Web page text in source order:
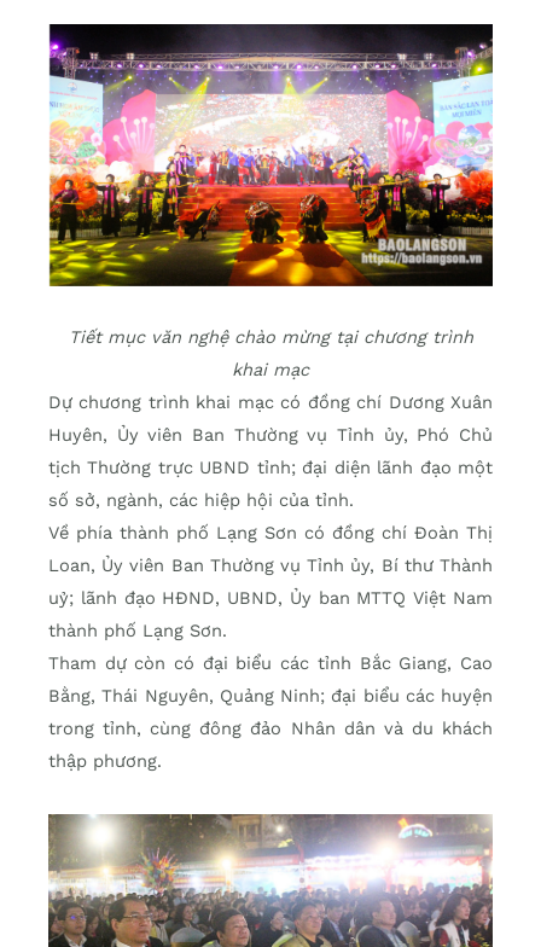
Tiết mục văn nghệ chào mừng tại chương trình
khai mạc
Dự chương trình khai mạc có đồng chí Dương Xuân
Huyên, Ủy viên Ban Thường vụ Tỉnh ủy, Phó Chủ
tịch Thường trực UBND tỉnh; đại diện lãnh đạo một
số sở, ngành, các hiệp hội của tỉnh.
Về phía thành phố Lạng Sơn có đồng chí Đoàn Thị
Loan, Ủy viên Ban Thường vụ Tỉnh ủy, Bí thư Thành
uỷ; lãnh đạo HĐND, UBND, Ủy ban MTTQ Việt Nam
thành phố Lạng Sơn.
Tham dự còn có đại biểu các tỉnh Bắc Giang, Cao
Bằng, Thái Nguyên, Quảng Ninh; đại biểu các huyện
trong tỉnh, cùng đông đảo Nhân dân và du khách
thập phương.